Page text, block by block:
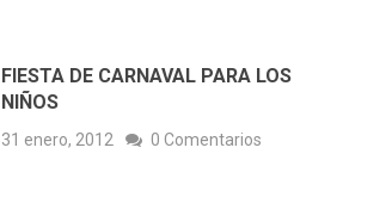
FIESTA DE CARNAVAL PARA LOS
NIÑOS
31 enero, 2012 0 Comentarios